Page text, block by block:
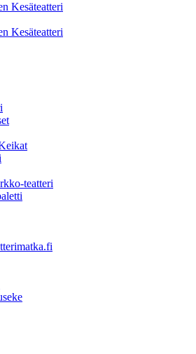
Kesäteatteri
Kesäteatteri
teatteri